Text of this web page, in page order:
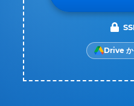
Drive か